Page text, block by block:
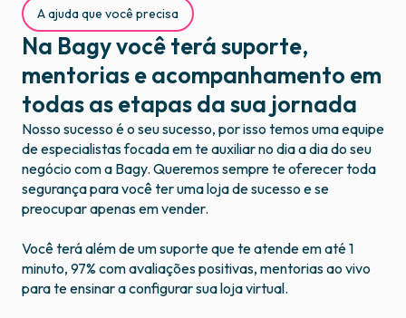
A ajuda que você precisa
Na Bagy você terá suporte,
mentorias e acompanhamento em
todas as etapas da sua jornada
Nosso sucesso é o seu sucesso, por isso temos uma equipe
de especialistas focada em te auxiliar no dia a dia do seu
negócio com a Bagy. Queremos sempre te oferecer toda
segurança para você ter uma loja de sucesso e se
preocupar apenas em vender.
Você terá além de um suporte que te atende em até 1
minuto, 97% com avaliações positivas, mentorias ao vivo
para te ensinar a configurar sua loja virtual.